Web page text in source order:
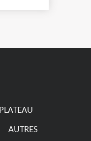
PLATEAU
AUTRES